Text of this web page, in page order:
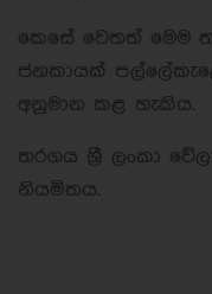
කෙසේ වෙතත් මෙම
ජනකායක්
අනුමාන කළ හැකිය.
තරගය ශ්‍රී ලංකා
නියමිතය.